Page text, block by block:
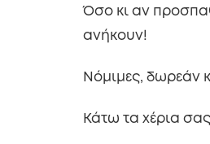
Όσο κι αν
ανήκουν!
Νόμιμες, δωρεάν
Κάτω τα χέρια